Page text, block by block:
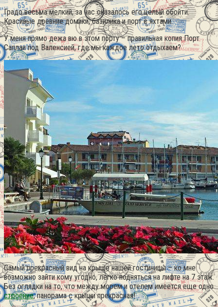
Градо весьма мелкий, за час оказалось его целый обойти.
Красивые древние домики, базилика и порт с яхтами.
У меня прямо дежа вю в этом порту – правильная копия Порт
Саплаи под Валенсией, где мы каждое лето отдыхаем?
Самый прекрасный вид на крыше нашей гостиницы – ко мне
возможно зайти кому угодно, легко подняться на лифте на 7 этаж.
Без оглядки на то, что между морем и отелем имеется еще одно
строение, панорама с крыши прекрасная!